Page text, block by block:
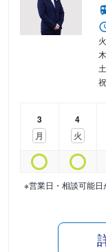
3
月
4
火
※営業日・相談可能